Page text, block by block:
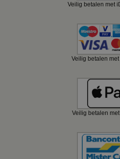
Veilig betalen met
Veilig betalen
Veilig betalen